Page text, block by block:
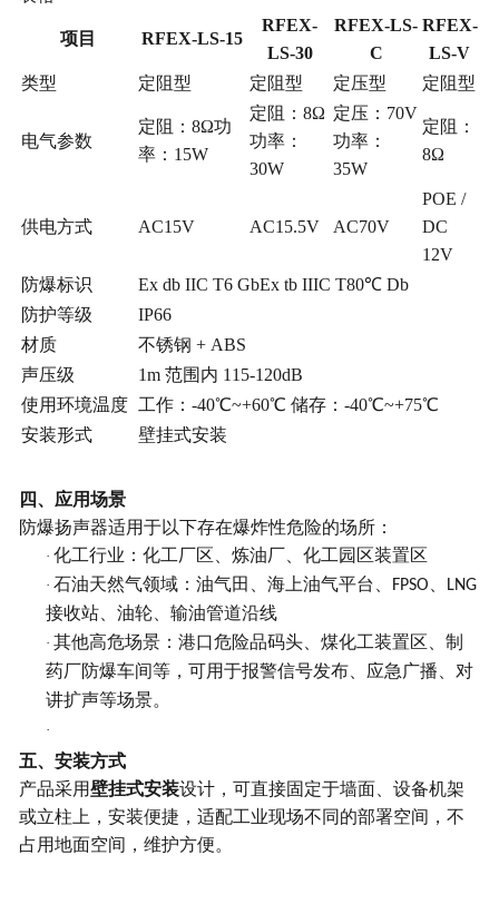
项目 RFEX-LS-15
RFEX-
LS-30
RFEX-LS-
C
RFEX-
LS-V
类型
定阻型 定阻型 定压型 定阻型
电气参数
定阻： 8Ω功
率：15W
定阻： 8Ω
功率：
30W
定压： 70V
功率：
35W
定阻：
8Ω
供电方式 AC15V AC15.5V AC70V
POE /
DC
12V
防爆标识
Ex db IIC T6 GbEx tb IIIC T80℃ Db
防护等级
IP66
材质
不锈钢 + ABS
声压级
1m 范围内 115-120dB
使用环境温度
工作： -40℃~+60℃ 储存： -40℃~+75℃
安装形式
壁挂式安装
四、应用场景
防爆扬声器适用于以下存在爆炸性危险的场所：
· 化工行业：化工厂区、炼油厂、化工园区装置区
· 石油天然气领域：油气田、海上油气平台、 FPSO LNG
接收站、油轮、输油管道沿线
· 其他高危场景：港口危险品码头、煤化工装置区、制
药厂防爆车间等，可用于报警信号发布、应急广播、对
讲扩声等场景。
·
五、安装方式
产品采用壁挂式安装设计，可直接固定于墙面、设备机架
或立柱上，安装便捷，适配工业现场不同的部署空间，不
占用地面空间，维护方便。